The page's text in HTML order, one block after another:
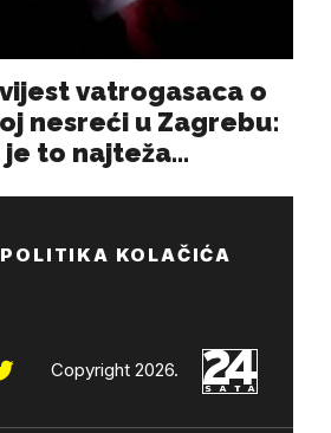
POLITIKA KOLAČIĆA
Copyright 2026.